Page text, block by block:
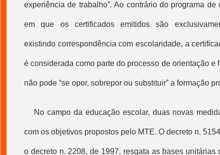
experiência de trabalho”. Ao contrário do programa de
em que os certificados emitidos são
existindo correspondência com escolaridade, a
é considerada como parte do processo de orientação e
não pode “se opor, sobrepor ou substituir” a formação
No campo da educação escolar, duas novas
com os objetivos propostos pelo MTE. O decreto n.
o decreto n. 2208, de 1997, resgata as bases unitárias